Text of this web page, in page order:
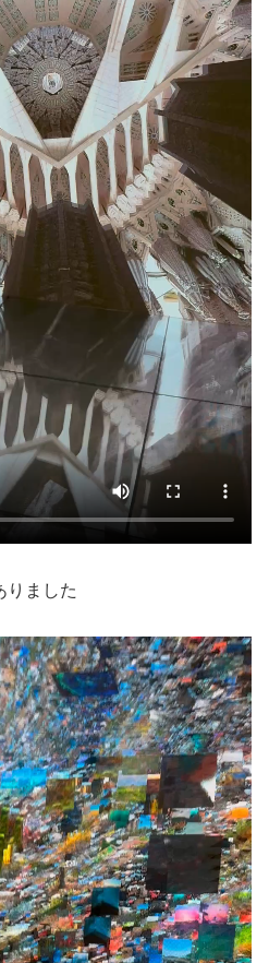
りました